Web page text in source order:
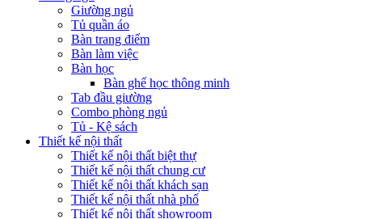
Giường ngủ
Tủ quần áo
Bàn trang điểm
Bàn làm việc
Bàn học
Bàn ghế học thông minh
Tab đầu giường
Combo phòng ngủ
Tủ - Kệ sách
Thiết kế nội thất
Thiết kế nội thất biệt thự
Thiết kế nội thất chung cư
Thiết kế nội thất khách sạn
Thiết kế nội thất nhà phố
Thiết kế nội thất showroom